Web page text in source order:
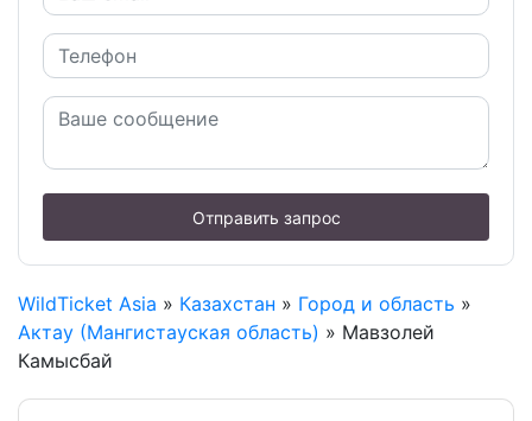
Отправить запрос
WildTicket Asia » Казахстан » Город и область »
Актау (Мангистауская область) » Мавзолей
Камысбай